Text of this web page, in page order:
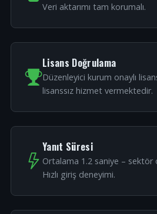
Veri aktarımı tam korumalı.
Lisans Doğrulama
Düzenleyici kurum onaylı
lisanssız hizmet vermektedir.
Yanıt Süresi
Ortalama 1.2 saniye – sektör
Hızlı giriş deneyimi.